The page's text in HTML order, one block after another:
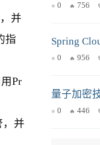
并
指
Pr
，并
0 756
0 956
0 446